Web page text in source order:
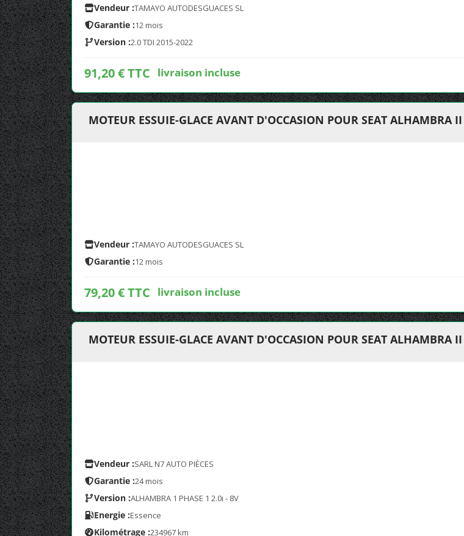
Vendeur :TAMAYO AUTODESGUACES SL
Garantie :12 mois
Version :2.0 TDI 2015-2022
91,20 € TTC livraison incluse
MOTEUR ESSUIE-GLACE AVANT D'OCCASION POUR SEAT ALHAMBRA II
Vendeur :TAMAYO AUTODESGUACES SL
Garantie :12 mois
79,20 € TTC livraison incluse
MOTEUR ESSUIE-GLACE AVANT D'OCCASION POUR SEAT ALHAMBRA II
Vendeur :SARL N7 AUTO PIÈCES
Garantie :24 mois
Version :ALHAMBRA 1 PHASE 1 2.0i - 8V
Energie :Essence
Kilométrage :234967 km